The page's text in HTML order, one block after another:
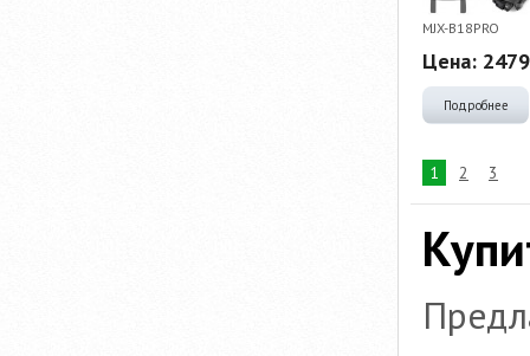
MJX-B18PRO
Цена:
Подробнее
1 2 3